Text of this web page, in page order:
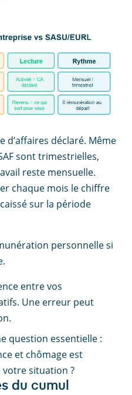
d’affaires déclaré. Même
sont trimestrielles,
reste mensuelle.
chaque mois le chiffre
sur la période
personnelle si
entre vos
Une erreur peut
question essentielle :
et chômage est
situation ?
du cumul